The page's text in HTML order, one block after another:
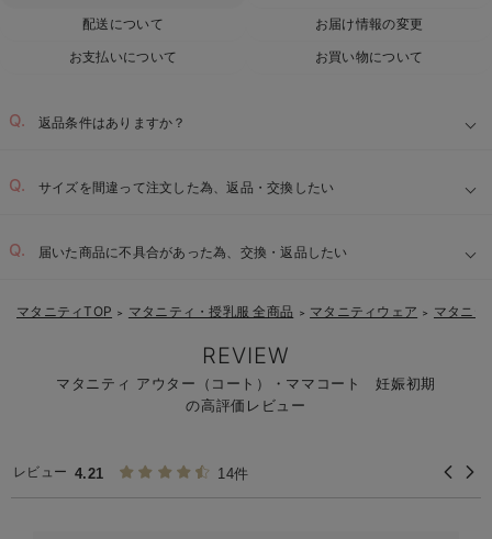
配送について
お届け情報の変更
お支払いについて
お買い物について
返品条件はありますか？
サイズを間違って注文した為、返品・交換したい
届いた商品に不具合があった為、交換・返品したい
マタニティTOP ＞ マタニティ・授乳服 全商品 ＞ マタニティウェア ＞ マタニ
REVIEW
マタニティ アウター（コート）・ママコート 妊娠初期
の高評価レビュー
レビュー 4.21 14件